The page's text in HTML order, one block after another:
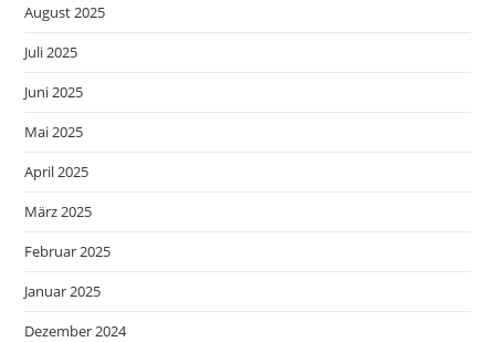
August 2025
Juli 2025
Juni 2025
Mai 2025
April 2025
März 2025
Februar 2025
Januar 2025
Dezember 2024